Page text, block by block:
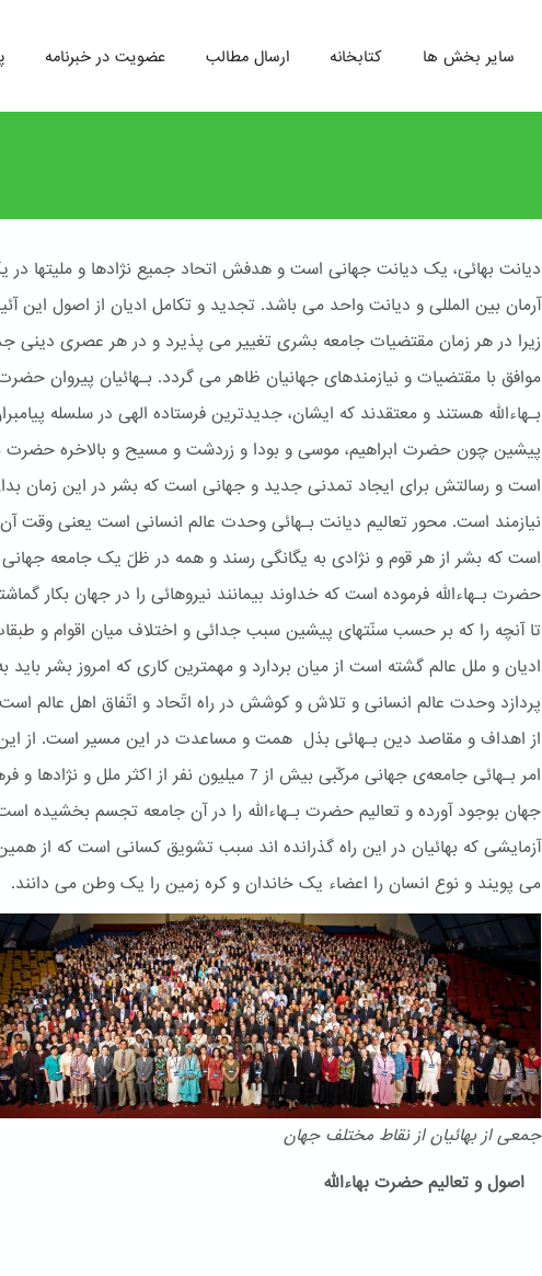
عضویت در خبرنامه ارسال مطالب کتابخانه سایر بخش ها
دیانت بهائی، یک دیانت جهانی است و هدفش اتحاد جمیع نژادها و ملیتها در
آرمان بین المللی و دیانت واحد می باشد. تجدید و تکامل ادیان از اصول این
زیرا در هر زمان مقتضیات جامعه بشری تغییر می پذیرد و در هر عصری دینی
موافق با مقتضیات و نیازمندهای جهانیان ظاهر می گردد. بـهائیان پیروان
بـهاءالله هستند و معتقدند که ایشان، جدیدترین فرستاده الهی در سلسله
پیشین چون حضرت ابراهیم، موسی و بودا و زردشت و مسیح و بالاخره
است و رسالتش برای ایجاد تمدنی جدید و جهانی است که بشر در این زمان
نیازمند است. محور تعالیم دیانت بـهائی وحدت عالم انسانی است یعنی وقت
است که بشر از هر قوم و نژادی به یگانگی رسند و همه در ظلّ یک جامعه جهانی
حضرت بـهاءالله فرموده است که خداوند بیمانند نیروهائی را در جهان بکار
تا آنچه را که بر حسب سنّتهای پیشین سبب جدائی و اختلاف میان اقوام و
ادیان و ملل عالم گشته است از میان بردارد و مهمترین کاری که امروز بشر باید
پردازد وحدت عالم انسانی و تلاش و کوشش در راه اتّحاد و اتّفاق اهل عالم
از اهداف و مقاصد دین بـهائی بذل همت و مساعدت در این مسیر است. از
امر بـهائی جامعه‌ی جهانی مرکّبی بیش از 7 میلیون نفر از اکثر ملل و
جهان بوجود آورده و تعالیم حضرت بـهاءالله را در آن جامعه تجسم بخشیده
آزمایشی که بهائیان در این راه گذرانده اند سبب تشویق کسانی است که از
می پویند و نوع انسان را اعضاء یک خاندان و کره زمین را یک وطن می دانند.
جمعی از بهائیان از نقاط مختلف جهان
اصول و تعالیم حضرت بهاءالله